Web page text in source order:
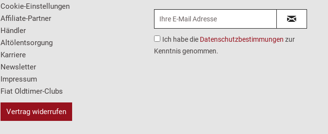
Cookie-Einstellungen
Affiliate-Partner
Händler
Altölentsorgung
Karriere
Newsletter
Impressum
Fiat Oldtimer-Clubs
Vertrag widerrufen
Ich habe die Datenschutzbestimmungen zur
Kenntnis genommen.